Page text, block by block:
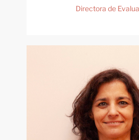
Directora de